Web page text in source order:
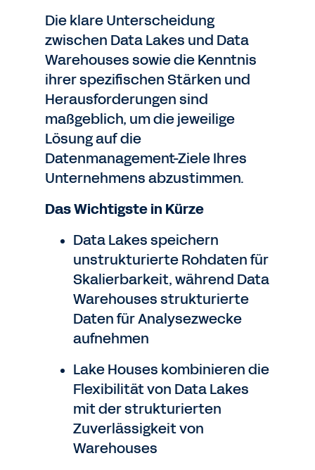
Die klare Unterscheidung
zwischen Data Lakes und Data
Warehouses sowie die Kenntnis
ihrer spezifischen Stärken und
Herausforderungen sind
maßgeblich, um die jeweilige
Lösung auf die
Datenmanagement-Ziele Ihres
Unternehmens abzustimmen.
Das Wichtigste in Kürze
Data Lakes speichern
unstrukturierte Rohdaten für
Skalierbarkeit, während Data
Warehouses strukturierte
Daten für Analysezwecke
aufnehmen
Lake Houses kombinieren die
Flexibilität von Data Lakes
mit der strukturierten
Zuverlässigkeit von
Warehouses